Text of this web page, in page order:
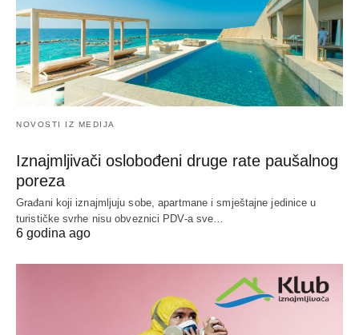
NOVOSTI IZ MEDIJA
Iznajmljivači oslobođeni druge rate paušalnog
poreza
Građani koji iznajmljuju sobe, apartmane i smještajne jedinice u
turističke svrhe nisu obveznici PDV-a sve…
6 godina ago